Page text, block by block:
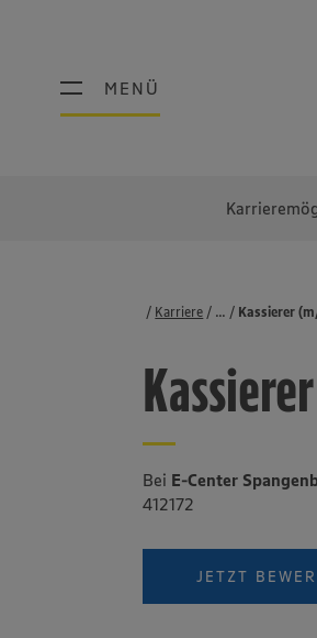
MENÜ
MENÜ
Schülerpraktikum
Faires Gehalt
Diversität
Karriere Stellenbörse
Kassierer
...
Bei E-Center
412172
JETZT